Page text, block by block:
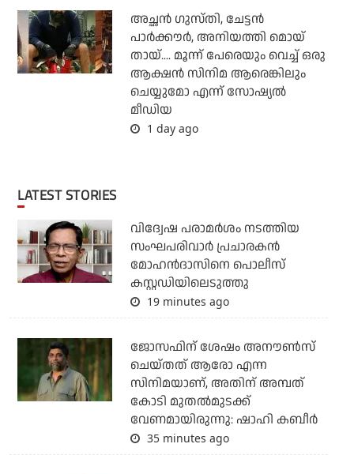
അച്ഛന്‍ ഗുസ്തി, ചേട്ടന്‍
പാര്‍ക്കൗര്‍, അനിയത്തി മൊയ്
തായ്.... മൂന്ന് പേരെയും വെച്ച് ഒരു
ആക്ഷന്‍ സിനിമ ആരെങ്കിലും
ചെയ്യുമോ എന്ന് സോഷ്യല്‍
മീഡിയ
1 day ago
LATEST STORIES
വിദ്വേഷ പരാമര്‍ശം നടത്തിയ
സംഘപരിവാര്‍ പ്രചാരകന്‍
മോഹന്‍ദാസിനെ പൊലീസ്
കസ്റ്റഡിയിലെടുത്തു
19 minutes ago
ജോസഫിന് ശേഷം അനൗണ്‍സ്
ചെയ്തത് ആരോ എന്ന
സിനിമയാണ്, അതിന് അമ്പത്
കോടി മുതല്‍മുടക്ക്
വേണമായിരുന്നു: ഷാഹി കബീര്‍
35 minutes ago